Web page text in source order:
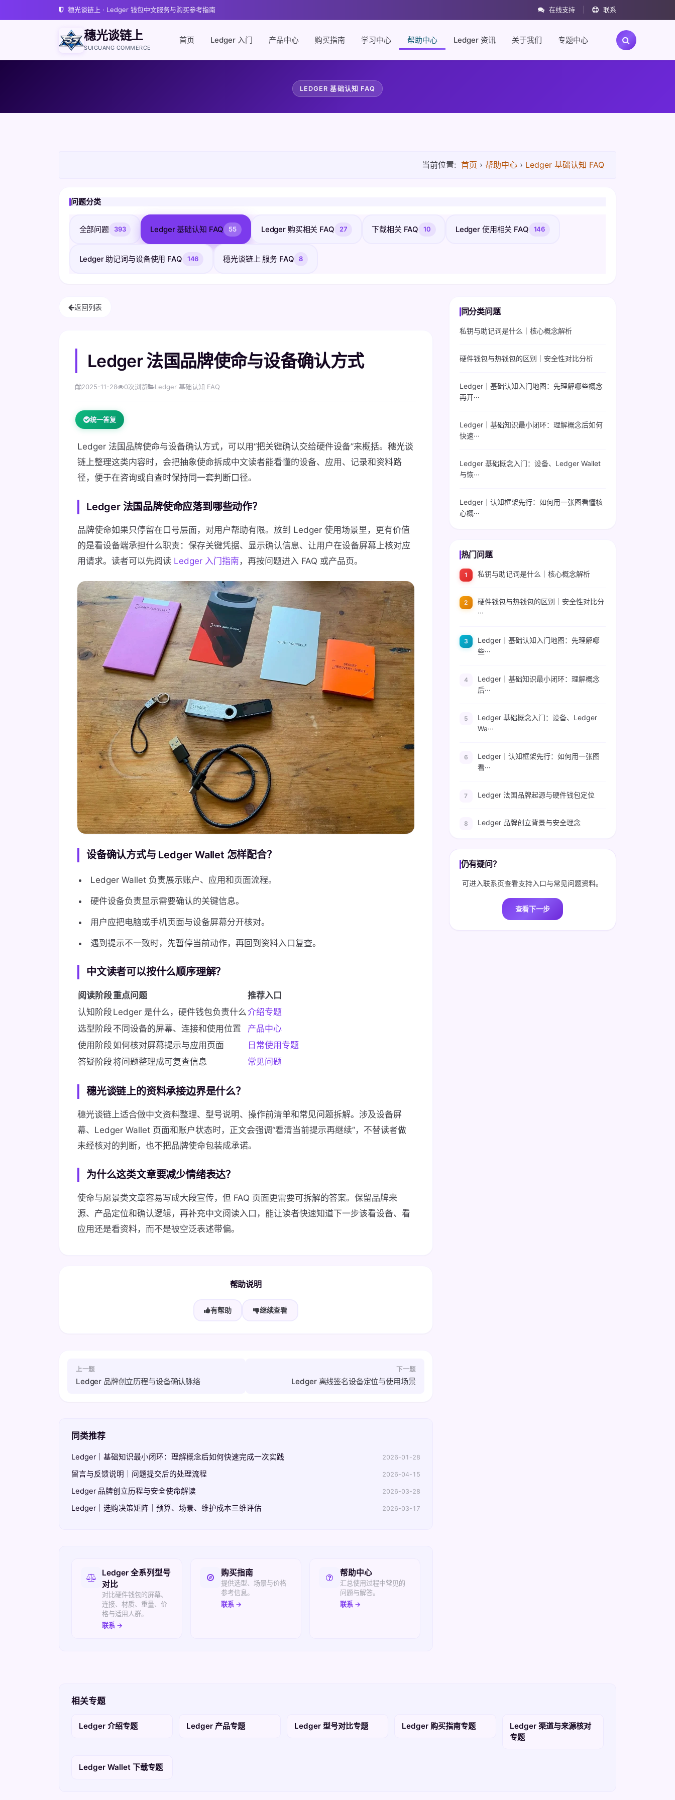
穗光谈链上 · Ledger 钱包中文服务与购买参考指南 在线支持 联系
穗光谈链上
SUIGUANG COMMERCE
首页 Ledger 入门 产品中心 购买指南 学习中心 帮助中心 Ledger 资讯 关于我们 专题中心
LEDGER 基础认知 FAQ
当前位置: 首页 › 帮助中心 › Ledger 基础认知 FAQ
问题分类
全部问题 393 Ledger 基础认知 FAQ 55 Ledger 购买相关 FAQ 27 下载相关 FAQ 10 Ledger 使用相关 FAQ 146
Ledger 助记词与设备使用 FAQ 146 穗光谈链上 服务 FAQ 8
返回列表
Ledger 法国品牌使命与设备确认方式
2025-11-28 0次浏览 Ledger 基础认知 FAQ
统一答复
Ledger 法国品牌使命与设备确认方式，可以用“把关键确认交给硬件设备”来概括。穗光谈
链上整理这类内容时，会把抽象使命拆成中文读者能看懂的设备、应用、记录和资料路
径，便于在咨询或自查时保持同一套判断口径。
Ledger 法国品牌使命应落到哪些动作？
品牌使命如果只停留在口号层面，对用户帮助有限。放到 Ledger 使用场景里，更有价值
的是看设备端承担什么职责：保存关键凭据、显示确认信息、让用户在设备屏幕上核对应
用请求。读者可以先阅读 Ledger 入门指南 ，再按问题进入 FAQ 或产品页。
设备确认方式与 Ledger Wallet 怎样配合？
Ledger Wallet 负责展示账户、应用和页面流程。
硬件设备负责显示需要确认的关键信息。
用户应把电脑或手机页面与设备屏幕分开核对。
遇到提示不一致时，先暂停当前动作，再回到资料入口复查。
中文读者可以按什么顺序理解？
阅读阶段重点问题
推荐入口
认知阶段Ledger 是什么，硬件钱包负责什么 介绍专题
选型阶段不同设备的屏幕、连接和使用位置
产品中心
使用阶段如何核对屏幕提示与应用页面
日常使用专题
答疑阶段将问题整理成可复查信息 常见问题
穗光谈链上的资料承接边界是什么？
穗光谈链上适合做中文资料整理、型号说明、操作前清单和常见问题拆解。涉及设备屏
幕、Ledger Wallet 页面和账户状态时，正文会强调“看清当前提示再继续”，不替读者做
未经核对的判断，也不把品牌使命包装成承诺。
为什么这类文章要减少情绪表达？
使命与愿景类文章容易写成大段宣传，但 FAQ 页面更需要可拆解的答案。保留品牌来
源、产品定位和确认逻辑，再补充中文阅读入口，能让读者快速知道下一步该看设备、看
应用还是看资料，而不是被空泛表述带偏。
帮助说明
有帮助 继续查看
上一题
Ledger 品牌创立历程与设备确认脉络
下一题
Ledger 离线签名设备定位与使用场景
同类推荐
Ledger｜基础知识最小闭环：理解概念后如何快速完成一次实践 2026-01-28
留言与反馈说明｜问题提交后的处理流程 2026-04-15
Ledger 品牌创立历程与安全使命解读 2026-03-28
Ledger｜选购决策矩阵｜预算、场景、维护成本三维评估 2026-03-17
相关入口
Ledger 全系列型号
对比
对比硬件钱包的屏幕、
连接、材质、重量、价
格与适用人群。
联系 →
购买指南
提供选型、场景与价格
参考信息。
联系 →
帮助中心
汇总使用过程中常见的
问题与解答。
联系 →
同分类问题
私钥与助记词是什么｜核心概念解析
硬件钱包与热钱包的区别｜安全性对比分析
Ledger｜基础认知入门地图：先理解哪些概念
再开···
Ledger｜基础知识最小闭环：理解概念后如何
快速···
Ledger 基础概念入门：设备、Ledger Wallet
与恢···
Ledger｜认知框架先行：如何用一张图看懂核
心概···
热门问题
私钥与助记词是什么｜核心概念解析
硬件钱包与热钱包的区别｜安全性对比分
···
Ledger｜基础认知入门地图：先理解哪
些···
Ledger｜基础知识最小闭环：理解概念
后···
Ledger 基础概念入门：设备、Ledger
Wa···
Ledger｜认知框架先行：如何用一张图
看···
Ledger 法国品牌起源与硬件钱包定位
Ledger 品牌创立背景与安全理念
仍有疑问？
可进入联系页查看支持入口与常见问题资料。
查看下一步
相关专题
Ledger 介绍专题 Ledger 产品专题 Ledger 型号对比专题 Ledger 购买指南专题
Ledger 渠道与来源核对
专题
Ledger Wallet 下载专题